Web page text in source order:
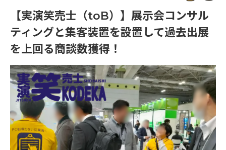
【実演笑売士（toB）】展示会コンサルティングと集客装置を設置して過去出展を上回る商談数獲得！｜実績紹介
【実演笑売士（toB）】展示会コンサル
ティングと集客装置を設置して過去出展
を上回る商談数獲得！